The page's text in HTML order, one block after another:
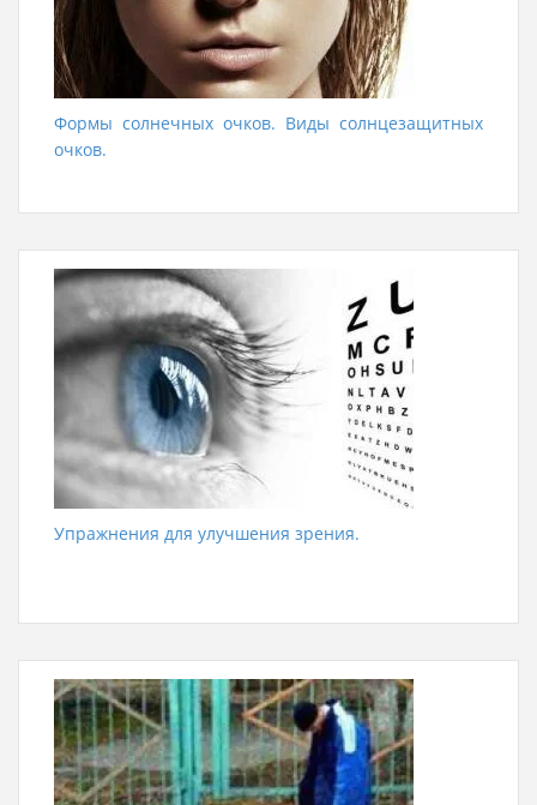
Формы солнечных очков. Виды солнцезащитных
очков.
Упражнения для улучшения зрения.